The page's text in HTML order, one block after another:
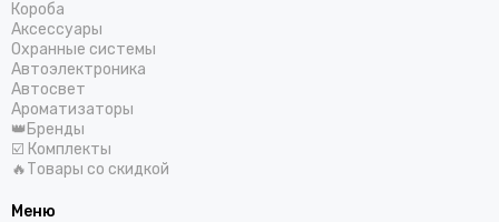
Короба
Аксессуары
Охранные системы
Автоэлектроника
Автосвет
Ароматизаторы
👑Бренды
☑️ Комплекты
🔥Товары со скидкой
Меню